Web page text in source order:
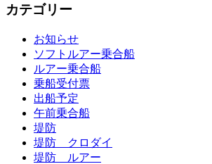
カテゴリー
お知らせ
ソフトルアー乗合船
ルアー乗合船
乗船受付票
出船予定
午前乗合船
堤防
堤防 クロダイ
堤防 ルアー